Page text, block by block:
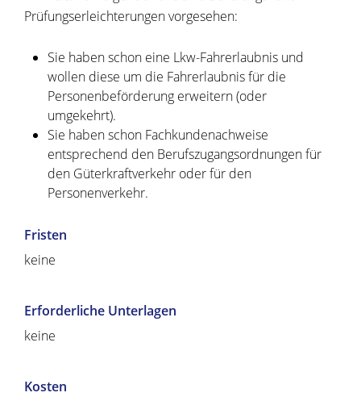
Prüfungserleichterungen vorgesehen:
Sie haben schon eine Lkw-Fahrerlaubnis und
wollen diese um die Fahrerlaubnis für die
Personenbeförderung erweitern (oder
umgekehrt).
Sie haben schon Fachkundenachweise
entsprechend den Berufszugangsordnungen für
den Güterkraftverkehr oder für den
Personenverkehr.
Fristen
keine
Erforderliche Unterlagen
keine
Kosten